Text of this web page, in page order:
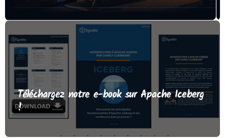
Téléchargez notre e-book sur Apache Iceberg
!